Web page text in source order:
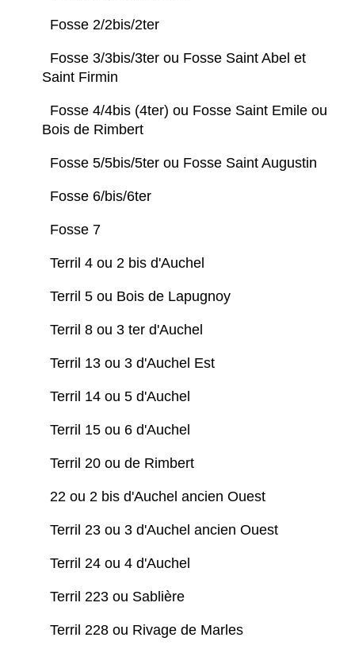
Fosse 2/2bis/2ter
Fosse 3/3bis/3ter ou Fosse Saint Abel et
Saint Firmin
Fosse 4/4bis (4ter) ou Fosse Saint Emile ou
Bois de Rimbert
Fosse 5/5bis/5ter ou Fosse Saint Augustin
Fosse 6/bis/6ter
Fosse 7
Terril 4 ou 2 bis d'Auchel
Terril 5 ou Bois de Lapugnoy
Terril 8 ou 3 ter d'Auchel
Terril 13 ou 3 d'Auchel Est
Terril 14 ou 5 d'Auchel
Terril 15 ou 6 d'Auchel
Terril 20 ou de Rimbert
22 ou 2 bis d'Auchel ancien Ouest
Terril 23 ou 3 d'Auchel ancien Ouest
Terril 24 ou 4 d'Auchel
Terril 223 ou Sablière
Terril 228 ou Rivage de Marles